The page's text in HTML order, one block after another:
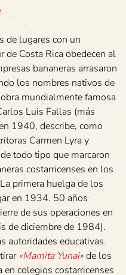
de lugares con un
de Costa Rica obedecen al
bananeras arrasaron
los nombres nativos de
mundialmente famosa
Luis Fallas (más
1940, describe, como
Carmen Lyra y
todo tipo que marcaron
costarricenses en los
primera huelga de los
en 1934. 50 años
de sus operaciones en
de diciembre de 1984).
autoridades educativas
«Mamita Yunai»de los
colegios costarricenses